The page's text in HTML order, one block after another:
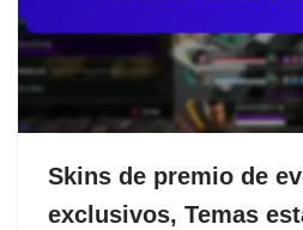
Skins de premio de
exclusivos, Temas